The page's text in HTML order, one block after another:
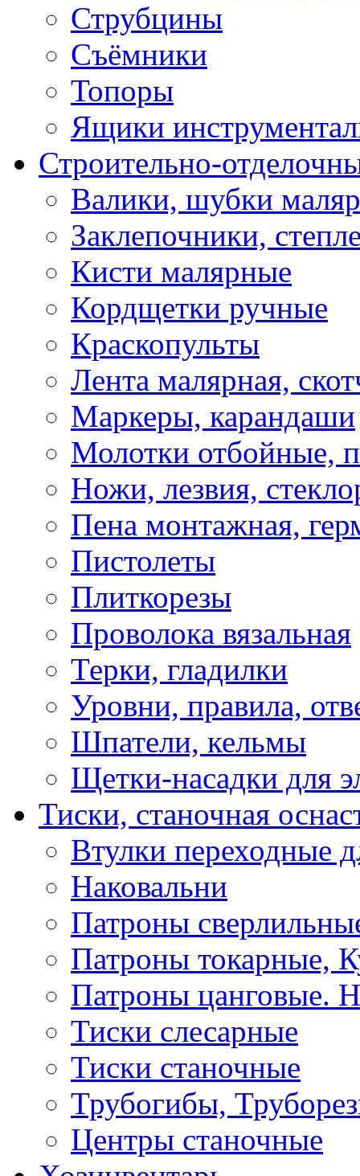
Струбцины
Съёмники
Топоры
Ящики
Строительно-
Валики, шубки
Заклепочники,
Кисти малярные
Кордщетки ручные
Краскопульты
Лента малярная,
Маркеры, карандаши
Молотки отбойные,
Ножи, лезвия,
Пена монтажная,
Пистолеты
Плиткорезы
Проволока вязальная
Терки, гладилки
Уровни, правила,
Шпатели, кельмы
Щетки-насадки для
Тиски, станочная
Втулки переходные
Наковальни
Патроны
Патроны токарные,
Патроны цанговые.
Тиски слесарные
Тиски станочные
Трубогибы,
Центры станочные